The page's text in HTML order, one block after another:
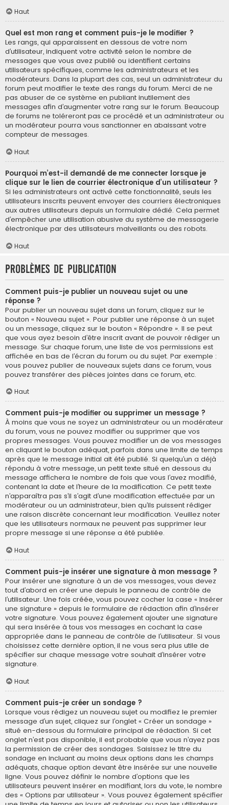
Haut
Quel est mon rang et comment puis-je le modifier ?
Les rangs, qui apparaissent en dessous de votre nom
d’utilisateur, indiquent votre activité selon le nombre de
messages que vous avez publié ou identifient certains
utilisateurs spécifiques, comme les administrateurs et les
modérateurs. Dans la plupart des cas, seul un administrateur du
forum peut modifier le texte des rangs du forum. Merci de ne
pas abuser de ce système en publiant inutilement des
messages afin d’augmenter votre rang sur le forum. Beaucoup
de forums ne toléreront pas ce procédé et un administrateur ou
un modérateur pourra vous sanctionner en abaissant votre
compteur de messages.
Haut
Pourquoi m’est-il demandé de me connecter lorsque je
clique sur le lien de courrier électronique d’un utilisateur ?
Si les administrateurs ont activé cette fonctionnalité, seuls les
utilisateurs inscrits peuvent envoyer des courriers électroniques
aux autres utilisateurs depuis un formulaire dédié. Cela permet
d’empêcher une utilisation abusive du système de messagerie
électronique par des utilisateurs malveillants ou des robots.
Haut
Problèmes de publication
Comment puis-je publier un nouveau sujet ou une
réponse ?
Pour publier un nouveau sujet dans un forum, cliquez sur le
bouton « Nouveau sujet ». Pour publier une réponse à un sujet
ou un message, cliquez sur le bouton « Répondre ». Il se peut
que vous ayez besoin d’être inscrit avant de pouvoir rédiger un
message. Sur chaque forum, une liste de vos permissions est
affichée en bas de l’écran du forum ou du sujet. Par exemple :
vous pouvez publier de nouveaux sujets dans ce forum, vous
pouvez transférer des pièces jointes dans ce forum, etc.
Haut
Comment puis-je modifier ou supprimer un message ?
À moins que vous ne soyez un administrateur ou un modérateur
du forum, vous ne pouvez modifier ou supprimer que vos
propres messages. Vous pouvez modifier un de vos messages
en cliquant le bouton adéquat, parfois dans une limite de temps
après que le message initial ait été publié. Si quelqu’un a déjà
répondu à votre message, un petit texte situé en dessous du
message affichera le nombre de fois que vous l’avez modifié,
contenant la date et l’heure de la modification. Ce petit texte
n’apparaîtra pas s’il s’agit d’une modification effectuée par un
modérateur ou un administrateur, bien qu’ils puissent rédiger
une raison discrète concernant leur modification. Veuillez noter
que les utilisateurs normaux ne peuvent pas supprimer leur
propre message si une réponse a été publiée.
Haut
Comment puis-je insérer une signature à mon message ?
Pour insérer une signature à un de vos messages, vous devez
tout d’abord en créer une depuis le panneau de contrôle de
l’utilisateur. Une fois créée, vous pouvez cocher la case « Insérer
une signature » depuis le formulaire de rédaction afin d’insérer
votre signature. Vous pouvez également ajouter une signature
qui sera insérée à tous vos messages en cochant la case
appropriée dans le panneau de contrôle de l’utilisateur. Si vous
choisissez cette dernière option, il ne vous sera plus utile de
spécifier sur chaque message votre souhait d’insérer votre
signature.
Haut
Comment puis-je créer un sondage ?
Lorsque vous rédigez un nouveau sujet ou modifiez le premier
message d’un sujet, cliquez sur l’onglet « Créer un sondage »
situé en-dessous du formulaire principal de rédaction. Si cet
onglet n’est pas disponible, il est probable que vous n’ayez pas
la permission de créer des sondages. Saisissez le titre du
sondage en incluant au moins deux options dans les champs
adéquats, chaque option devant être insérée sur une nouvelle
ligne. Vous pouvez définir le nombre d’options que les
utilisateurs peuvent insérer en modifiant, lors du vote, le nombre
des « Options par utilisateur ». Vous pouvez également spécifier